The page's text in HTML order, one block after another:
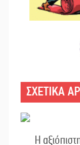
ΣΧΕΤΙΚΑ
Η